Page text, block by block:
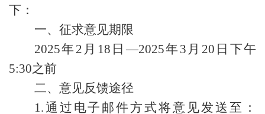
下：
一、征求意见期限
2025年2月18日—2025年3月20日下午
5:30之前
二、意见反馈途径
1.通过电子邮件方式将意见发送至：